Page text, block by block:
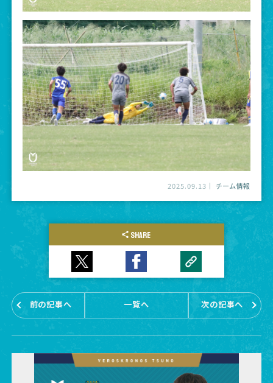
2025.09.13 チーム情報
SHARE
前の記事へ 一覧へ 次の記事へ